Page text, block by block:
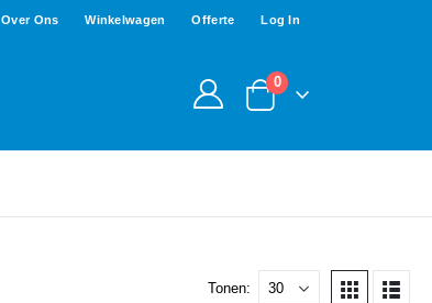
Over Ons Winkelwagen Offerte Log In
0
Tonen: